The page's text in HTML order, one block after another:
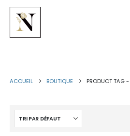
ACCUEIL BOUTIQUE PRODUCT TAG -